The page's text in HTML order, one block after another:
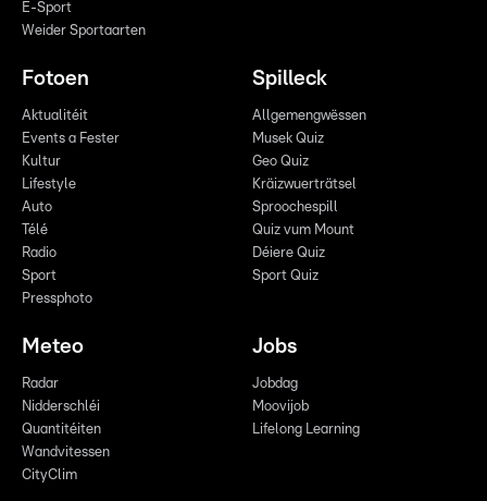
E-Sport
Weider Sportaarten
Fotoen
Aktualitéit
Events a Fester
Kultur
Lifestyle
Auto
Télé
Radio
Sport
Pressphoto
Spilleck
Allgemengwëssen
Musek Quiz
Geo Quiz
Kräizwuerträtsel
Sproochespill
Quiz vum Mount
Déiere Quiz
Sport Quiz
Meteo
Radar
Nidderschléi
Quantitéiten
Wandvitessen
CityClim
Jobs
Jobdag
Moovijob
Lifelong Learning